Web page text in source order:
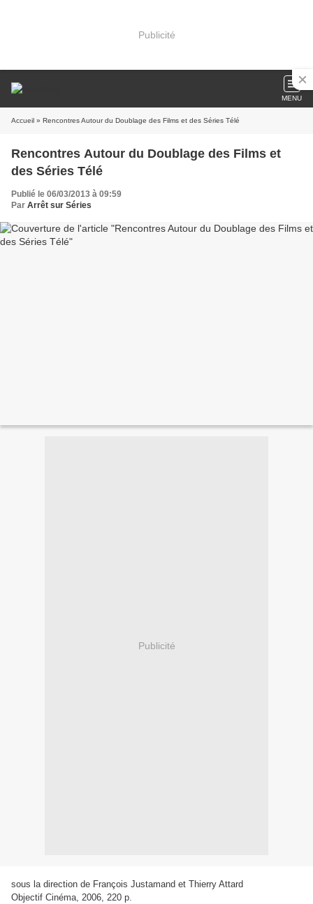
Publicité
MENU
Accueil » Rencontres Autour du Doublage des Films et des Séries Télé
Rencontres Autour du Doublage des Films et
des Séries Télé
Publié le 06/03/2013 à 09:59
Par Arrêt sur Séries
Publicité
sous la direction de François Justamand et Thierry Attard
Objectif Cinéma, 2006, 220 p.